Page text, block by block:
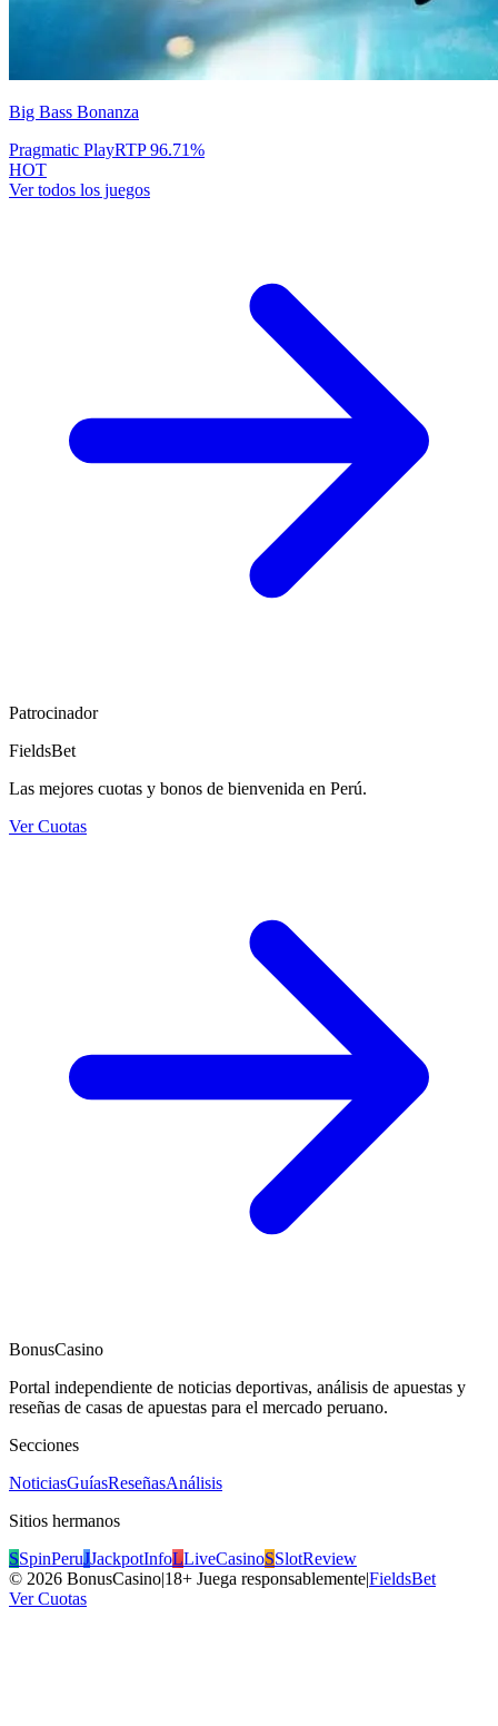
Big Bass Bonanza
Pragmatic PlayRTP96.71%
HOT
Ver todos los juegos
Patrocinador
FieldsBet
Las mejores cuotas y bonos de bienvenida en Perú.
Ver Cuotas
BonusCasino
Portal independiente de noticias deportivas, análisis de apuestas y
reseñas de casas de apuestas para el mercado peruano.
Secciones
NoticiasGuíasReseñasAnálisis
Sitios hermanos
SSpinPeruJJackpotInfoLLiveCasinoSSlotReview
© 2026 BonusCasino|18+ Juega responsablemente|FieldsBet
Ver Cuotas